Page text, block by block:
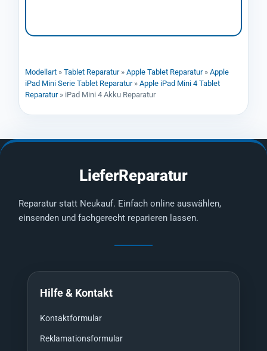
Modellart » Tablet Reparatur» Apple Tablet Reparatur» Apple
iPad Mini Serie Tablet Reparatur» Apple iPad Mini 4 Tablet
Reparatur» iPad Mini 4 Akku Reparatur
LieferReparatur
Reparatur statt Neukauf. Einfach online auswählen,
einsenden und fachgerecht reparieren lassen.
Hilfe & Kontakt
Kontaktformular
Reklamationsformular